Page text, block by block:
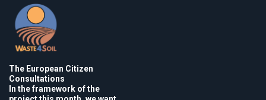
The European Citizen
Consultations
In the framework of the